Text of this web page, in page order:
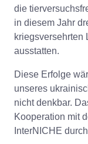
die
in diesem Jahr
kriegsversehrten
ausstatten.
Diese Erfolge
unseres
nicht denkbar.
Kooperation mit
InterNICHE